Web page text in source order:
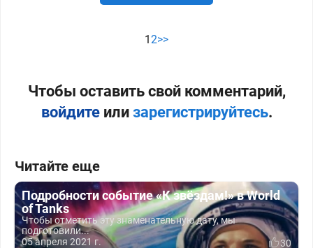
12>>
Чтобы оставить свой комментарий,
войдитеили зарегистрируйтесь.
Читайте еще
Подробности событие «К звёздам!» в World
of Tanks
Чтобы отметить эту знаменательную дату, мы
подготовили...
05 апреля 2021 г.
30